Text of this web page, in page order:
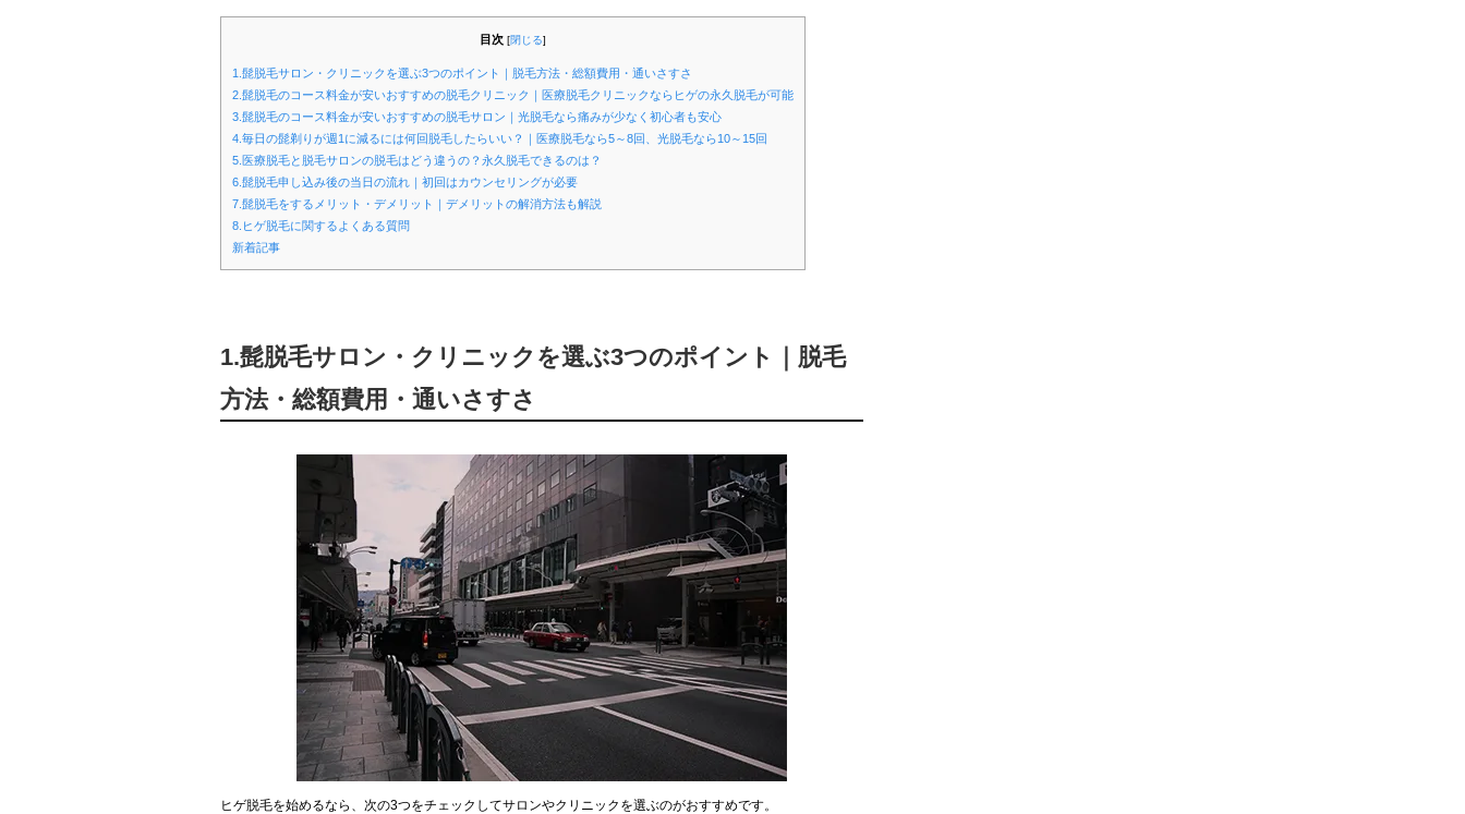
目次 [閉じる]
1.髭脱毛サロン・クリニックを選ぶ3つのポイント｜脱毛方法・総額費用・通いさすさ
2.髭脱毛のコース料金が安いおすすめの脱毛クリニック｜医療脱毛クリニックならヒゲの永久脱毛が可能
3.髭脱毛のコース料金が安いおすすめの脱毛サロン｜光脱毛なら痛みが少なく初心者も安心
4.毎日の髭剃りが週1に減るには何回脱毛したらいい？｜医療脱毛なら5～8回、光脱毛なら10～15回
5.医療脱毛と脱毛サロンの脱毛はどう違うの？永久脱毛できるのは？
6.髭脱毛申し込み後の当日の流れ｜初回はカウンセリングが必要
7.髭脱毛をするメリット・デメリット｜デメリットの解消方法も解説
8.ヒゲ脱毛に関するよくある質問
新着記事
1.髭脱毛サロン・クリニックを選ぶ3つのポイント｜脱毛
方法・総額費用・通いさすさ
ヒゲ脱毛を始めるなら、次の3つをチェックしてサロンやクリニックを選ぶのがおすすめです。